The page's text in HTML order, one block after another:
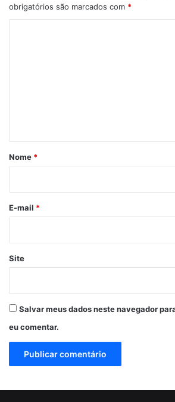
obrigatórios são marcados com *
r
*
Nome *
E-mail *
Site
Salvar meus dados neste navegador
eu comentar.